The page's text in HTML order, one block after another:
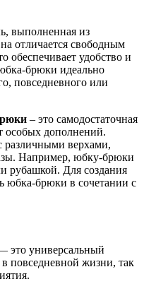
выполненная из
отличается свободным
обеспечивает удобство и
брюки идеально
повседневного или
– это самодостаточная
особых дополнений.
различными верхами,
Например, юбку-брюки
рубашкой. Для создания
юбка-брюки в сочетании с
это универсальный
повседневной жизни, так